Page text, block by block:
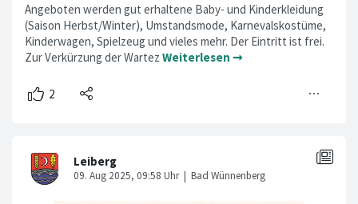
Angeboten werden gut erhaltene Baby- und Kinderkleidung
(Saison Herbst/Winter), Umstandsmode, Karnevalskostüme,
Kinderwagen, Spielzeug und vieles mehr. Der Eintritt ist frei.
Zur Verkürzung der Wartez Weiterlesen ➞